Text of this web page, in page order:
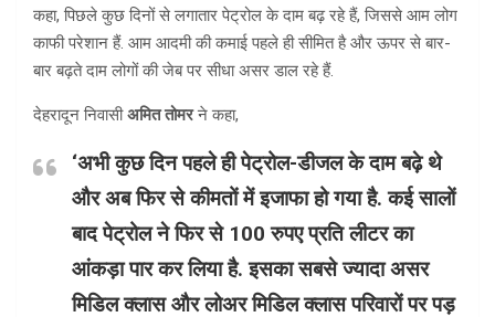
कहा, पिछले कुछ दिनों से लगातार पेट्रोल के दाम बढ़ रहे हैं, जिससे आम लोग
काफी परेशान हैं. आम आदमी की कमाई पहले ही सीमित है और ऊपर से बार-
बार बढ़ते दाम लोगों की जेब पर सीधा असर डाल रहे हैं.
देहरादून निवासीअमित तोमरने कहा,
‘अभी कुछ दिन पहले ही पेट्रोल-डीजल के दाम बढ़े थे
और अब फिर से कीमतों में इजाफा हो गया है. कई सालों
बाद पेट्रोल ने फिर से 100 रुपए प्रति लीटर का
आंकड़ा पार कर लिया है. इसका सबसे ज्यादा असर
मिडिल क्लास और लोअर मिडिल क्लास परिवारों पर पड़